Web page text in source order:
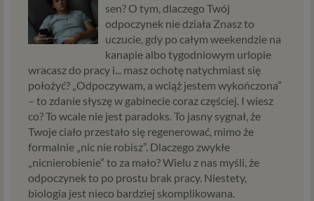
sen? O tym, dlaczego Twój
odpoczynek nie działa Znasz to
uczucie, gdy po całym weekendzie na
kanapie albo tygodniowym urlopie
wracasz do pracy i... masz ochotę natychmiast się
położyć? „Odpoczywam, a wciąż jestem wykończona”
– to zdanie słyszę w gabinecie coraz częściej. I wiesz
co? To wcale nie jest paradoks. To jasny sygnał, że
Twoje ciało przestało się regenerować, mimo że
formalnie „nic nie robisz”. Dlaczego zwykłe
„nicnierobienie” to za mało? Wielu z nas myśli, że
odpoczynek to po prostu brak pracy. Niestety,
biologia jest nieco bardziej skomplikowana.